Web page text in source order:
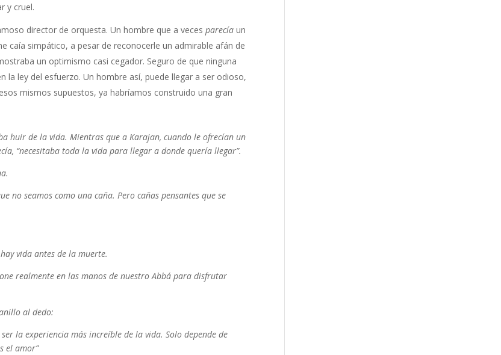
y cruel.
director de orquesta. Un hombre que a vecesparecía un
caía simpático, a pesar de reconocerle un admirable afán de
un optimismo casi cegador. Seguro de que ninguna
la ley del esfuerzo. Un hombre así, puede llegar a ser odioso,
mismos supuestos, ya habríamos construido una gran
huir de la vida. Mientras que a Karajan, cuando le ofrecían un
“necesitaba toda la vida para llegar a donde quería llegar”.
no seamos como una caña. Pero cañas pensantes que se
vida antes de la muerte.
realmente en las manos de nuestro Abbá para disfrutar
al dedo:
la experiencia más increíble de la vida. Solo depende de
el amor”